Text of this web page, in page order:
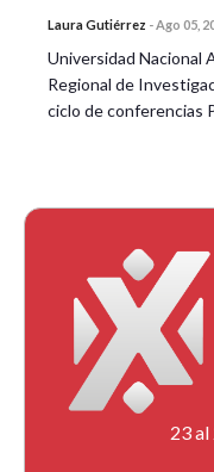
Laura Gutiérrez -Ago 05,
Universidad Nacional
Regional de
ciclo de conferencias
23 al